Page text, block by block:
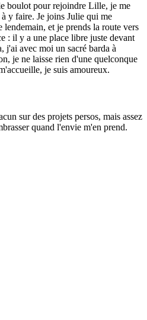
boulot pour rejoindre Lille, je me
y faire. Je joins Julie qui me
et je prends la route vers
: il y a une place libre juste devant
j'ai avec moi un sacré barda à
je ne laisse rien d'une quelconque
je suis amoureux.
sur des projets persos, mais assez
quand l'envie m'en prend.